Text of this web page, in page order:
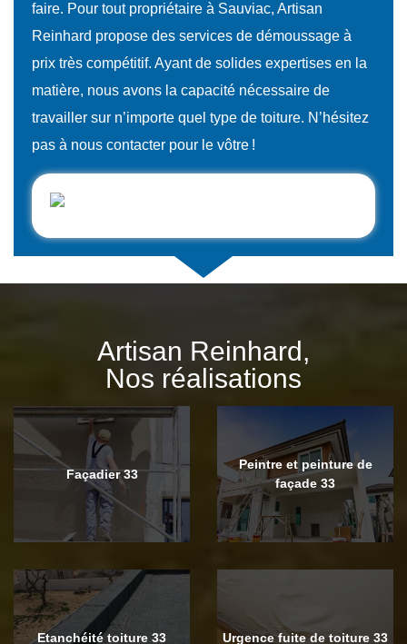
faire. Pour tout propriétaire à Sauviac, Artisan
Reinhard propose des services de démoussage à
prix très compétitif. Ayant de solides expertises en la
matière, nous avons la capacité nécessaire de
travailler sur n’importe quel type de toiture. N’hésitez
pas à nous contacter pour le vôtre !
Artisan Reinhard,
Nos réalisations
Façadier 33
Peintre et peinture de
façade 33
Etanchéité toiture 33 Urgence fuite de toiture 33